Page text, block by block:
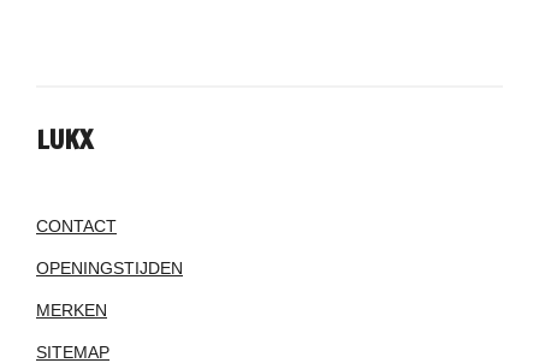
LUKX
CONTACT
OPENINGSTIJDEN
MERKEN
SITEMAP